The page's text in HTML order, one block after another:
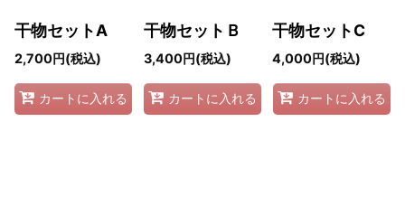
干物セットA
2,700円(税込)
カートに入れる
干物セットＢ
3,400円(税込)
カートに入れる
干物セットC
4,000円(税込)
カートに入れる